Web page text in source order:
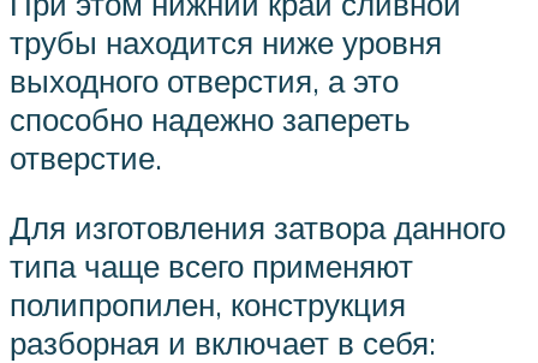
трубы находится ниже уровня
выходного отверстия, а это
способно надежно запереть
отверстие.
Для изготовления затвора данного
типа чаще всего применяют
полипропилен, конструкция
разборная и включает в себя: